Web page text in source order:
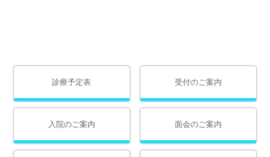
診療予定表 受付のご案内
入院のご案内 面会のご案内